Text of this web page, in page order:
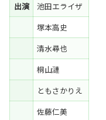
出演
池田エライザ
塚本高史
清水尋也
桐山漣
ともさかりえ
佐藤仁美